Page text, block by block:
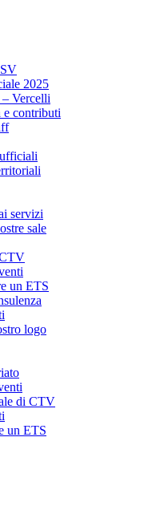
2025
Vercelli
e contributi
servizi
sale
un ETS
logo
di CTV
un ETS